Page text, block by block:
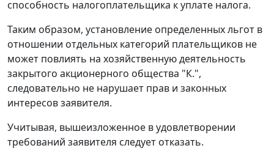
способность налогоплательщика к уплате налога.
Таким образом, установление определенных льгот в
отношении отдельных категорий плательщиков не
может повлиять на хозяйственную деятельность
закрытого акционерного общества "К.",
следовательно не нарушает прав и законных
интересов заявителя.
Учитывая, вышеизложенное в удовлетворении
требований заявителя следует отказать.